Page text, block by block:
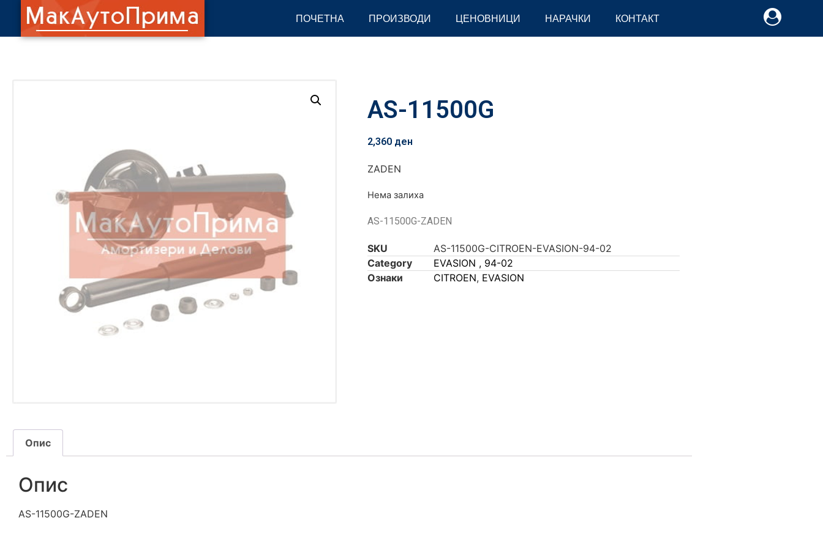
ПОЧЕТНА ПРОИЗВОДИ ЦЕНОВНИЦИ НАРАЧКИ КОНТАКТ
AS-11500G
2,360 ден
ZADEN
Нема залиха
AS-11500G-ZADEN
SKU
AS-11500G-CITROEN-EVASION-94-02
Category
EVASION , 94-02
Ознаки
CITROEN, EVASION
Опис
Опис
AS-11500G-ZADEN